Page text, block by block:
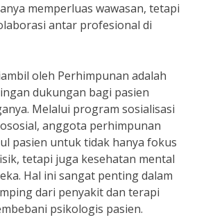
memperluas wawasan, tetapi
antar profesional di
oleh Perhimpunan adalah
dukungan bagi pasien
Melalui program sosialisasi
anggota perhimpunan
pasien untuk tidak hanya fokus
tetapi juga kesehatan mental
Hal ini sangat penting dalam
dari penyakit dan terapi
psikologis pasien.